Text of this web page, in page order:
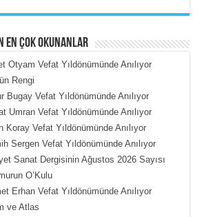
ÇOBAN
Put Dışardaki Maskeler...
EN ÇOK OKUNANLAR
Otyam Vefat Yıldönümünde Anılıyor
Rengi
Bugay Vefat Yıldönümünde Anılıyor
Umran Vefat Yıldönümünde Anılıyor
Koray Vefat Yıldönümünde Anılıyor
Sergen Vefat Yıldönümünde Anılıyor
Sanat Dergisinin Ağustos 2026 Sayısı
O’Kulu
Erhan Vefat Yıldönümünde Anılıyor
ve Atlas